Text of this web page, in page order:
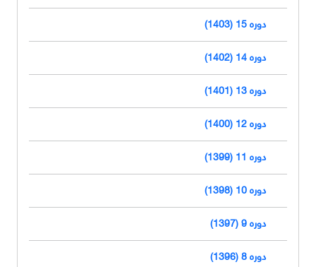
دوره 15 (1403)
دوره 14 (1402)
دوره 13 (1401)
دوره 12 (1400)
دوره 11 (1399)
دوره 10 (1398)
دوره 9 (1397)
دوره 8 (1396)